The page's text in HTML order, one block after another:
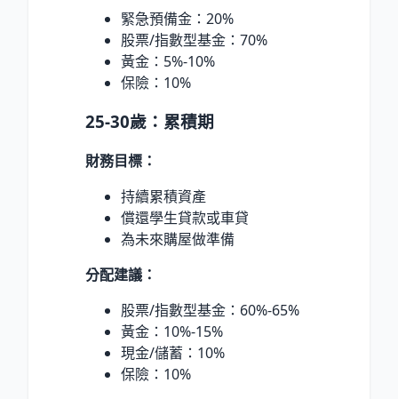
緊急預備金：20%
股票/指數型基金：70%
黃金：5%-10%
保險：10%
25-30歲：累積期
財務目標：
持續累積資產
償還學生貸款或車貸
為未來購屋做準備
分配建議：
股票/指數型基金：60%-65%
黃金：10%-15%
現金/儲蓄：10%
保險：10%